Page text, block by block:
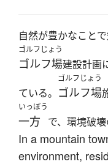
自然が豊かなこと
ゴルフじょう
ゴルフ場建設計画
ている。
ゴルフじょう
ゴルフ場
いっぽう
一方 で、環境破
In a mountain
environment,